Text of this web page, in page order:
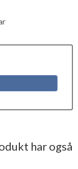
har også